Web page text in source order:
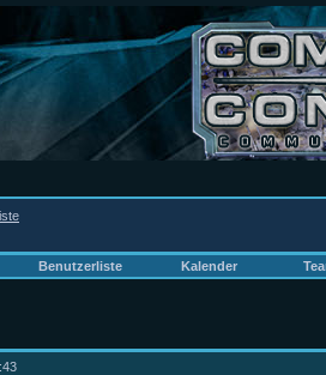
Benutzerliste Kalender